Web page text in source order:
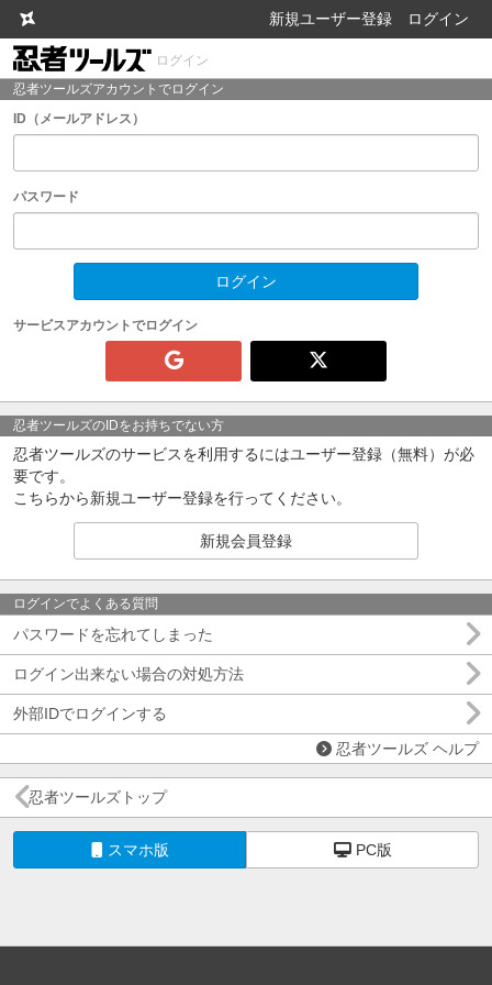
新規ユーザー登録 ログイン
ログイン
忍者ツールズアカウントでログイン
ID（メールアドレス）
パスワード
サービスアカウントでログイン
忍者ツールズのIDをお持ちでない方
忍者ツールズのサービスを利用するにはユーザー登録（無料）が必
要です。
こちらから新規ユーザー登録を行ってください。
新規会員登録
ログインでよくある質問
パスワードを忘れてしまった
ログイン出来ない場合の対処方法
外部IDでログインする
忍者ツールズ ヘルプ
忍者ツールズトップ
スマホ版 PC版